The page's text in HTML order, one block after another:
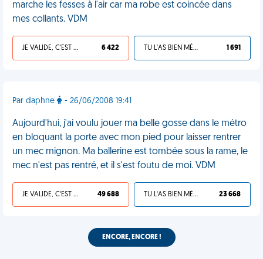
marche les fesses à l'air car ma robe est coincée dans
mes collants. VDM
JE VALIDE, C'EST UNE VDM 6 422 TU L'AS BIEN MÉRITÉ 1 691
Par daphne - 26/06/2008 19:41
Aujourd'hui, j'ai voulu jouer ma belle gosse dans le métro
en bloquant la porte avec mon pied pour laisser rentrer
un mec mignon. Ma ballerine est tombée sous la rame, le
mec n'est pas rentré, et il s'est foutu de moi. VDM
JE VALIDE, C'EST UNE VDM 49 688 TU L'AS BIEN MÉRITÉ 23 668
ENCORE, ENCORE !